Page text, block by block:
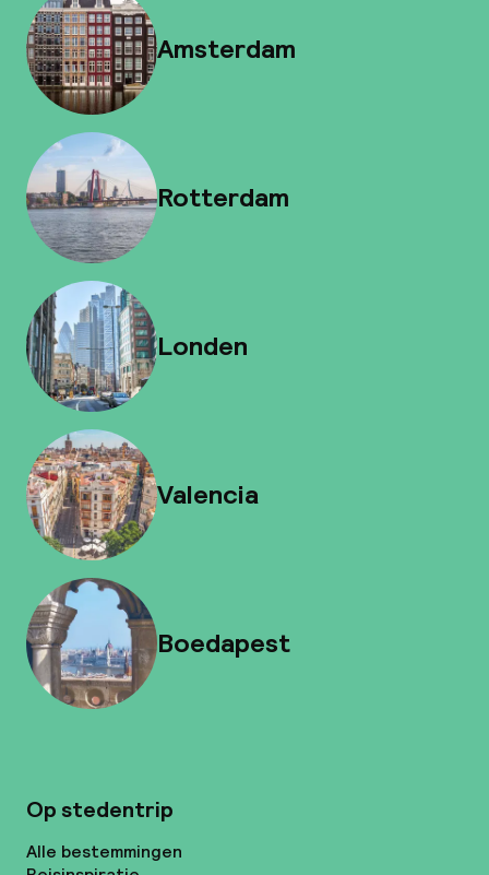
Amsterdam
Rotterdam
Londen
Valencia
Boedapest
Op stedentrip
Alle bestemmingen